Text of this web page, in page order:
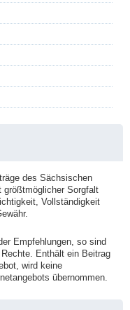
des Sächsischen
Sorgfalt
Vollständigkeit
Empfehlungen, so sind
Enthält ein Beitrag
wird keine
übernommen.